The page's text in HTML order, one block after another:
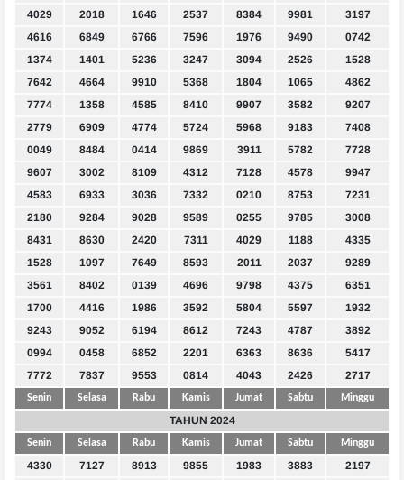
4029
2018 1646 2537 8384 9981
3197
4616
6849 6766 7596 1976 9490
0742
1374
1401 5236 3247 3094 2526
1528
7642
4664 9910 5368 1804 1065
4862
7774
1358 4585 8410 9907 3582
9207
2779
6909 4774 5724 5968 9183
7408
0049
8484 0414 9869 3911 5782
7728
9607
3002 8109 4312 7128 4578
9947
4583
6933 3036 7332 0210 8753
7231
2180
9284 9028 9589 0255 9785
3008
8431
8630 2420 7311 4029 1188
4335
1528
1097 7649 8593 2011 2037
9289
3561
8402 0139 4696 9798 4375
6351
1700
4416 1986 3592 5804 5597
1932
9243
9052 6194 8612 7243 4787
3892
0994
0458 6852 2201 6363 8636
5417
7772
7837 9553 0814 4043 2426 2717
Senin Selasa Rabu Kamis Jumat Sabtu Minggu
TAHUN 2024
Senin Selasa Rabu Kamis Jumat Sabtu Minggu
4330 7127 8913 9855 1983 3883
2197